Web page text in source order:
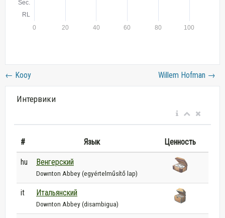
← Kooy Willem Hofman →
Интервики
# Язык Ценность
hu Венгерский
Downton Abbey (egyértelműsítő lap)
it Итальянский
Downton Abbey (disambigua)